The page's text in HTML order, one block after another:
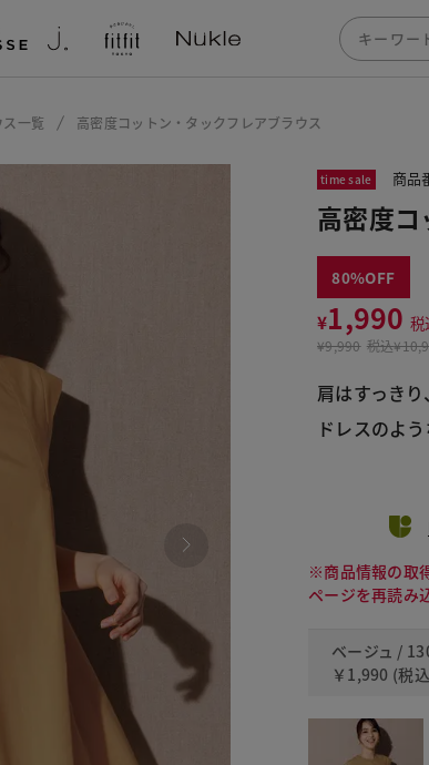
ス一覧 高密度コットン・タックフレアブラウス
time sale 商品
高密度
80
¥1,990 税
¥9,990 税込
肩はすっきり
ドレスのよ
※商品情報の取
ページを再読み
ベージュ /
￥1,990 (税込